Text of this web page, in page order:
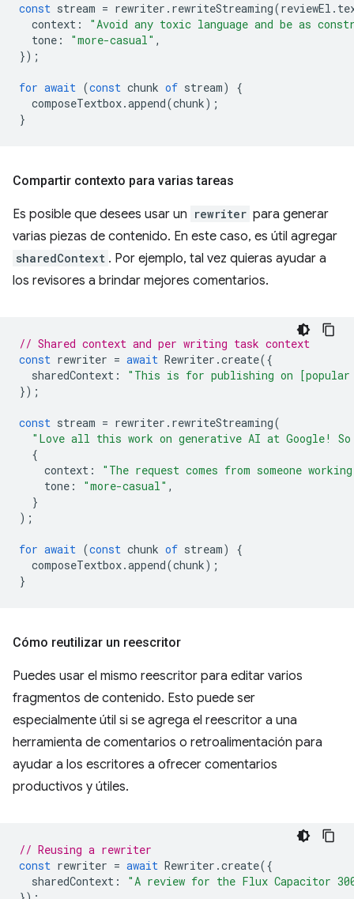
const stream = rewriter . rewriteStreaming(reviewEl .
context :
"Avoid any toxic language and be as
tone : "more-casual" ,
});
for await (const chunk of stream)
{
composeTextbox.append(chunk);
}
Compartir contexto para varias tareas
Es posible que desees usar un rewriter para generar
varias piezas de contenido. En este caso, es útil agregar
sharedContext . Por ejemplo, tal vez quieras ayudar a
los revisores a brindar mejores comentarios.
// Shared context and per writing task context
const rewriter = await Rewriter .create({
sharedContext :
"This is for publishing on [popular
});
const stream = rewriter . rewriteStreaming(
"Love all this work on generative AI at Google!
{
context :
"The request comes from someone
tone : "more-casual" ,
}
);
for await (const chunk of stream)
{
composeTextbox.append(chunk);
}
Cómo reutilizar un reescritor
Puedes usar el mismo reescritor para editar varios
fragmentos de contenido. Esto puede ser
especialmente útil si se agrega el reescritor a una
herramienta de comentarios o retroalimentación para
ayudar a los escritores a ofrecer comentarios
productivos y útiles.
// Reusing a rewriter
const rewriter = await Rewriter .create({
sharedContext :
"A review for the Flux Capacitor